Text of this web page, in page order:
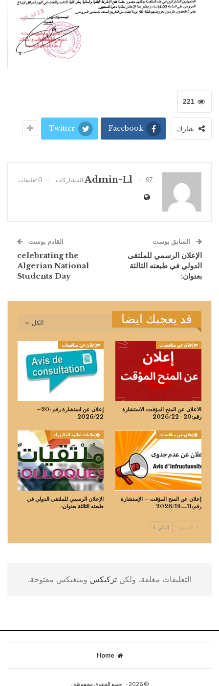
221
شارك Facebook
Twitter
Admin-Ll 97 المشاركات 0 تعليقات
السابق بوست
الإعلان الرسمي للملتقى
الدولي في طبعته الثالثة
بعنوان:
القادم بوست
celebrating the
Algerian National
Students Day
الكل قد يعجبك ايضا
@إعلان عن مناقصات
الاعلان عن المنح المؤقت: الاستشارة
رقم:20–2026/22
@إعلان عن مناقصات
إعلان عن استشارة رقم :20–
2026/22
@إعلان عن مناقصات
إعلان عن المنح المؤقت – الإستشارة
رقم:11ــــ2026/19
@إعلانات لطلبة الدكتوراه
الإعلان الرسمي للملتقى الدولي في
طبعته الثالثة بعنوان:
السابق التالي
التعليقات مغلقة، ولكنتركبكس وبينغبكس مفتوحة.
Home
© 2026 - . جميع الحقوق محفوظة .